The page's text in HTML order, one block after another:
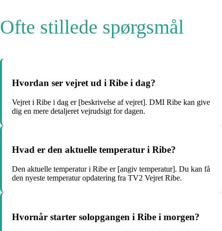
Ofte stillede spørgsmål
Hvordan ser vejret ud i Ribe i dag?
Vejret i Ribe i dag er [beskrivelse af vejret]. DMI Ribe kan give
dig en mere detaljeret vejrudsigt for dagen.
Hvad er den aktuelle temperatur i Ribe?
Den aktuelle temperatur i Ribe er [angiv temperatur]. Du kan få
den nyeste temperatur opdatering fra TV2 Vejret Ribe.
Hvornår starter solopgangen i Ribe i morgen?